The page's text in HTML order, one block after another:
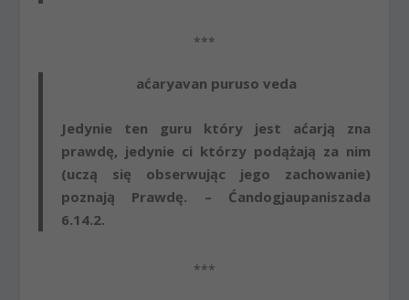
***
aćaryavan puruso veda
Jedynie ten guru który jest aćarją zna
prawdę, jedynie ci którzy podążają za nim
(uczą się obserwując jego zachowanie)
poznają Prawdę. – Ćandogjaupaniszada
6.14.2.
***